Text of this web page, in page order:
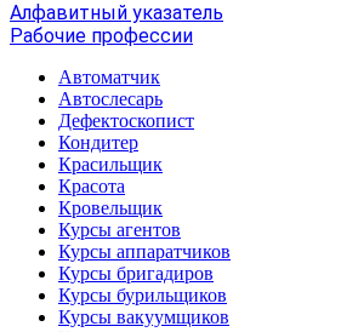
Алфавитный указатель
Рабочие профессии
Автоматчик
Автослесарь
Дефектоскопист
Кондитер
Красильщик
Красота
Кровельщик
Курсы агентов
Курсы аппаратчиков
Курсы бригадиров
Курсы бурильщиков
Курсы вакуумщиков